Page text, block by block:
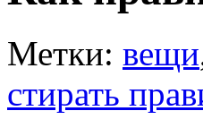
Метки: вещи
стирать